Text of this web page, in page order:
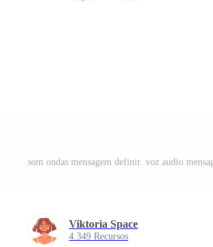
Viktoria Space
4.349 Recursos